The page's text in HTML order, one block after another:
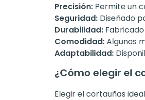
Precisión: Permite un
Seguridad: Diseñado
Durabilidad:
Comodidad:Algunos
Adaptabilidad:
¿Cómo elegir el
Elegir el cortauñas